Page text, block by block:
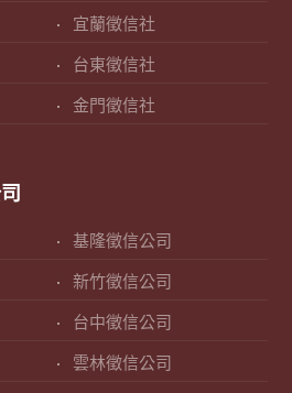
宜蘭徵信社
台東徵信社
金門徵信社
基隆徵信公司
新竹徵信公司
台中徵信公司
雲林徵信公司